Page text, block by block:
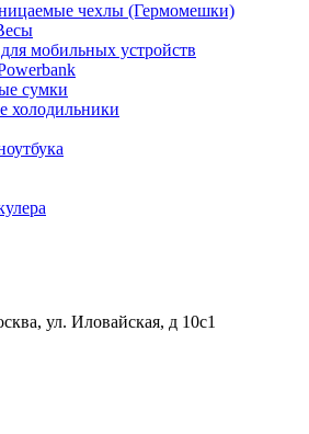
чехлы (Гермомешки)
мобильных устройств
сумки
холодильники
ул. Иловайская, д 10с1